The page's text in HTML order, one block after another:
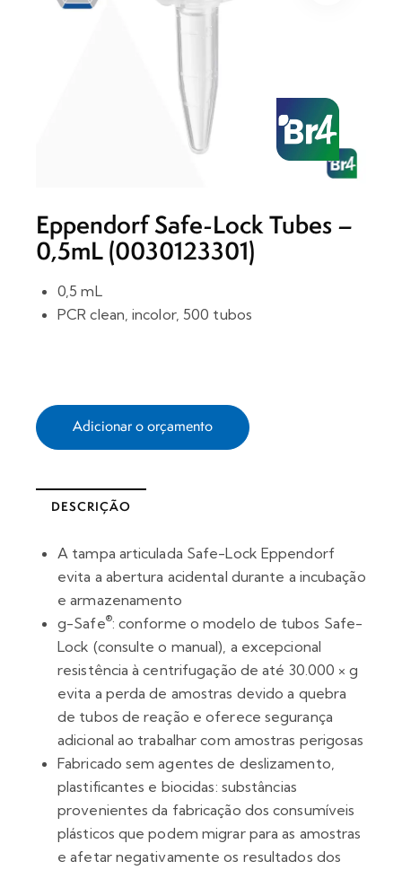
Eppendorf Safe-Lock Tubes –
0,5mL (0030123301)
0,5 mL
PCR clean, incolor, 500 tubos
Adicionar o orçamento
DESCRIÇÃO
A tampa articulada Safe-Lock Eppendorf
evita a abertura acidental durante a incubação
e armazenamento
g-Safe®: conforme o modelo de tubos Safe-
Lock (consulte o manual), a excepcional
resistência à centrifugação de até 30.000 × g
evita a perda de amostras devido a quebra
de tubos de reação e oferece segurança
adicional ao trabalhar com amostras perigosas
Fabricado sem agentes de deslizamento,
plastificantes e biocidas: substâncias
provenientes da fabricação dos consumíveis
plásticos que podem migrar para as amostras
e afetar negativamente os resultados dos